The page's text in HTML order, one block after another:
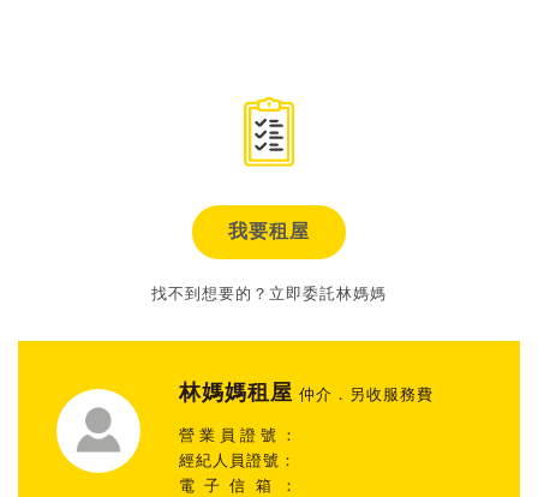
我要租屋
找不到想要的？立即委託林媽媽
林媽媽租屋 仲介．另收服務費
營業員證號：
經紀人員證號：
電子信箱：